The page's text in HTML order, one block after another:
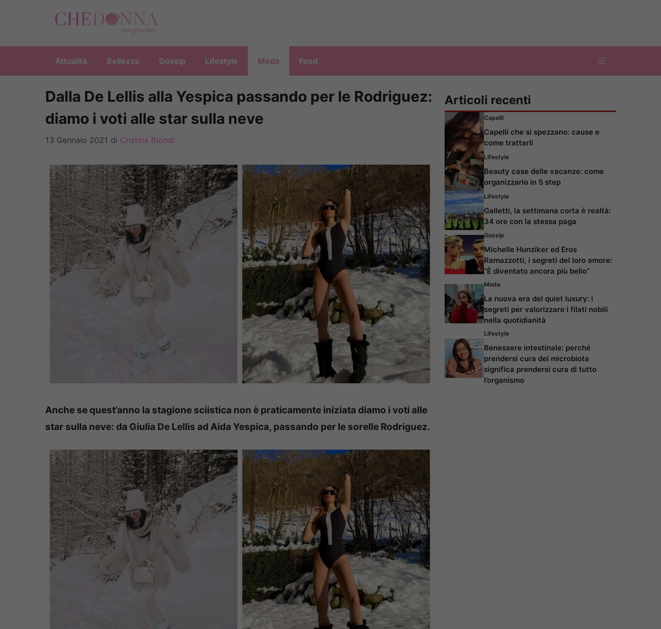
Attualità Bellezza Gossip Lifestyle Moda Food
Dalla De Lellis alla Yespica passando per le Rodriguez:
diamo i voti alle star sulla neve
13 Gennaio 2021 di Cristina Biondi
Anche se quest’anno la stagione sciistica non è praticamente iniziata diamo i voti alle
star sulla neve: da Giulia De Lellis ad Aida Yespica, passando per le sorelle Rodriguez.
Articoli recenti
Capelli
Capelli che si spezzano: cause e
come trattarli
Lifestyle
Beauty case delle vacanze: come
organizzarlo in 5 step
Lifestyle
Galletti, la settimana corta è realtà:
34 ore con la stessa paga
Gossip
Michelle Hunziker ed Eros
Ramazzotti, i segreti del loro amore:
“È diventato ancora più bello”
Moda
La nuova era del quiet luxury: i
segreti per valorizzare i filati nobili
nella quotidianità
Lifestyle
Benessere intestinale: perché
prendersi cura del microbiota
significa prendersi cura di tutto
l’organismo